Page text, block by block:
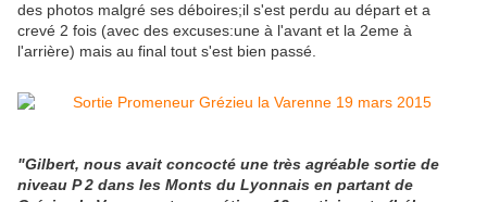
des photos malgré ses déboires;il s'est perdu au départ et a
crevé 2 fois (avec des excuses:une à l'avant et la 2eme à
l'arrière) mais au final tout s'est bien passé.
"Gilbert, nous avait concocté une très agréable sortie de
niveau P 2 dans les Monts du Lyonnais en partant de